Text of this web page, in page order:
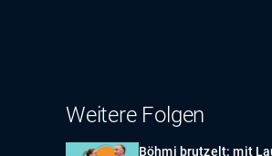
Weitere Folgen
Böhmi brutzelt: mit